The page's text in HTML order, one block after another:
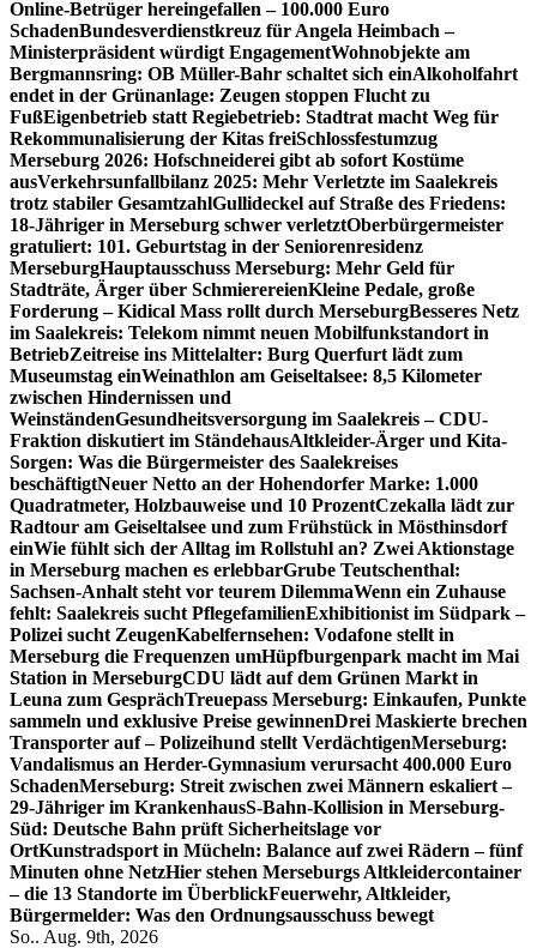
Online-Betrüger hereingefallen – 100.000 Euro
SchadenBundesverdienstkreuz für Angela Heimbach –
Ministerpräsident würdigt EngagementWohnobjekte am
Bergmannsring: OB Müller-Bahr schaltet sich einAlkoholfahrt
endet in der Grünanlage: Zeugen stoppen Flucht zu
FußEigenbetrieb statt Regiebetrieb: Stadtrat macht Weg für
Rekommunalisierung der Kitas freiSchlossfestumzug
Merseburg 2026: Hofschneiderei gibt ab sofort Kostüme
ausVerkehrsunfallbilanz 2025: Mehr Verletzte im Saalekreis
trotz stabiler GesamtzahlGullideckel auf Straße des Friedens:
18-Jähriger in Merseburg schwer verletztOberbürgermeister
gratuliert: 101. Geburtstag in der Seniorenresidenz
MerseburgHauptausschuss Merseburg: Mehr Geld für
Stadträte, Ärger über SchmierereienKleine Pedale, große
Forderung – Kidical Mass rollt durch MerseburgBesseres Netz
im Saalekreis: Telekom nimmt neuen Mobilfunkstandort in
BetriebZeitreise ins Mittelalter: Burg Querfurt lädt zum
Museumstag einWeinathlon am Geiseltalsee: 8,5 Kilometer
zwischen Hindernissen und
WeinständenGesundheitsversorgung im Saalekreis – CDU-
Fraktion diskutiert im StändehausAltkleider-Ärger und Kita-
Sorgen: Was die Bürgermeister des Saalekreises
beschäftigtNeuer Netto an der Hohendorfer Marke: 1.000
Quadratmeter, Holzbauweise und 10 ProzentCzekalla lädt zur
Radtour am Geiseltalsee und zum Frühstück in Mösthinsdorf
einWie fühlt sich der Alltag im Rollstuhl an? Zwei Aktionstage
in Merseburg machen es erlebbarGrube Teutschenthal:
Sachsen-Anhalt steht vor teurem DilemmaWenn ein Zuhause
fehlt: Saalekreis sucht PflegefamilienExhibitionist im Südpark –
Polizei sucht ZeugenKabelfernsehen: Vodafone stellt in
Merseburg die Frequenzen umHüpfburgenpark macht im Mai
Station in MerseburgCDU lädt auf dem Grünen Markt in
Leuna zum GesprächTreuepass Merseburg: Einkaufen, Punkte
sammeln und exklusive Preise gewinnenDrei Maskierte brechen
Transporter auf – Polizeihund stellt VerdächtigenMerseburg:
Vandalismus an Herder-Gymnasium verursacht 400.000 Euro
SchadenMerseburg: Streit zwischen zwei Männern eskaliert –
29-Jähriger im KrankenhausS-Bahn-Kollision in Merseburg-
Süd: Deutsche Bahn prüft Sicherheitslage vor
OrtKunstradsport in Mücheln: Balance auf zwei Rädern – fünf
Minuten ohne NetzHier stehen Merseburgs Altkleidercontainer
– die 13 Standorte im ÜberblickFeuerwehr, Altkleider,
Bürgermelder: Was den Ordnungsausschuss bewegt
So.. Aug. 9th, 2026